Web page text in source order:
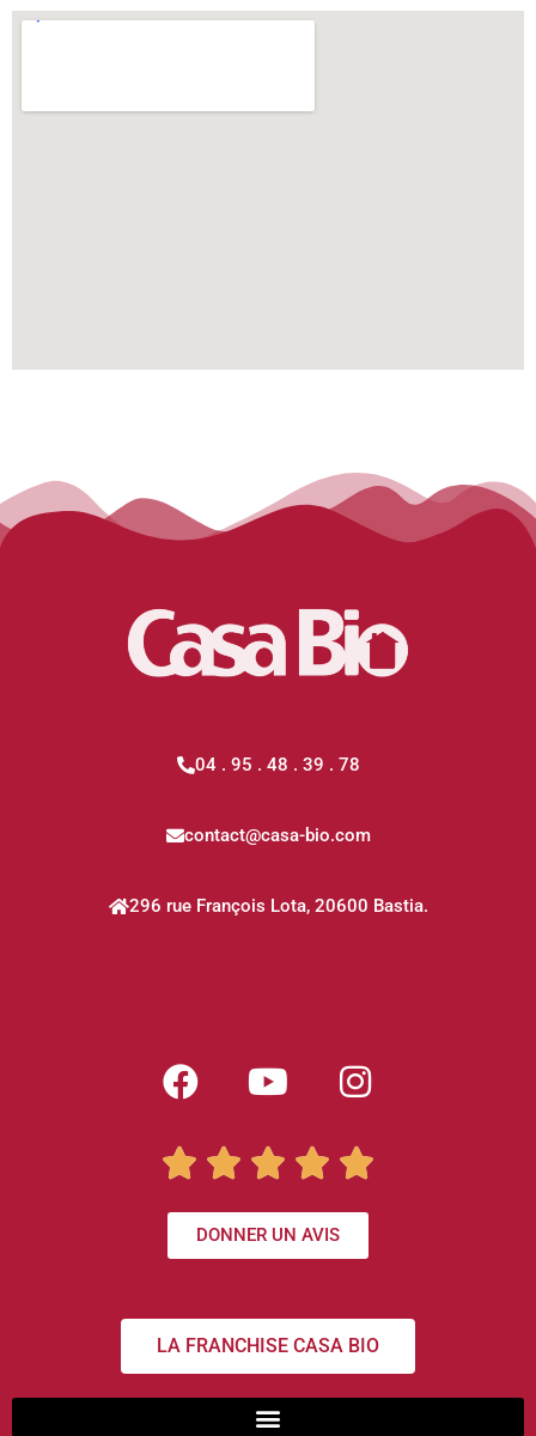
04 . 95 . 48 . 39 . 78
contact@casa-bio.com
296 rue François Lota, 20600 Bastia.
    
DONNER UN AVIS
LA FRANCHISE CASA BIO